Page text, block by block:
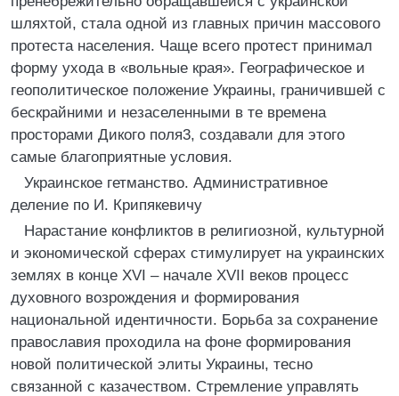
шляхтой, стала одной из главных причин массового
протеста населения. Чаще всего протест принимал
форму ухода в «вольные края». Географическое и
геополитическое положение Украины, граничившей с
бескрайними и незаселенными в те времена
просторами Дикого поля3, создавали для этого
самые благоприятные условия.
Украинское гетманство. Административное
деление по И. Крипякевичу
Нарастание конфликтов в религиозной, культурной
и экономической сферах стимулирует на украинских
землях в конце XVI – начале XVII веков процесс
духовного возрождения и формирования
национальной идентичности. Борьба за сохранение
православия проходила на фоне формирования
новой политической элиты Украины, тесно
связанной с казачеством. Стремление управлять